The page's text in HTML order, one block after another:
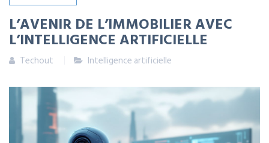
L’AVENIR DE L’IMMOBILIER AVEC
L’INTELLIGENCE ARTIFICIELLE
Techout Intelligence artificielle